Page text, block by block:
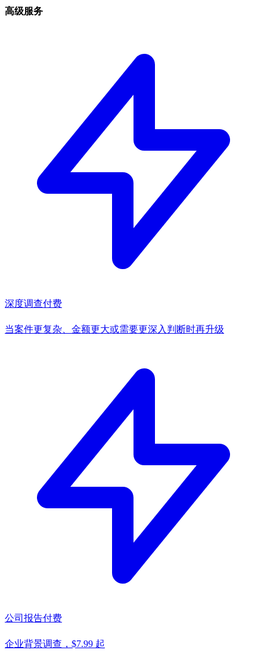
高级服务
深度调查付费
当案件更复杂、金额更大或需要更深入判断时再升级
公司报告付费
企业背景调查，$7.99 起